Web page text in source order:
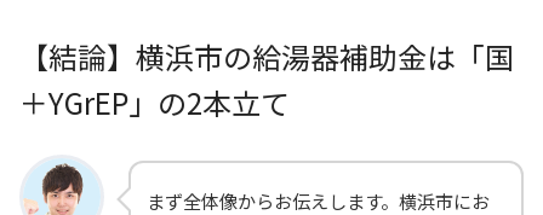
【結論】横浜市の給湯器補助金は「国
＋YGrEP」の2本立て
まず全体像からお伝えします。横浜市にお